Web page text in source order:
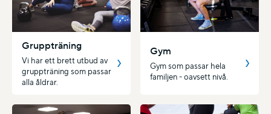
Gruppträning
Vi har ett brett utbud av
gruppträning som passar
alla åldrar.
Gym
Gym som passar hela
familjen - oavsett nivå.